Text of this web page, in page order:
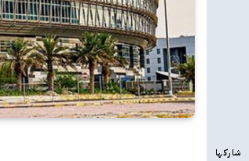
شاركها